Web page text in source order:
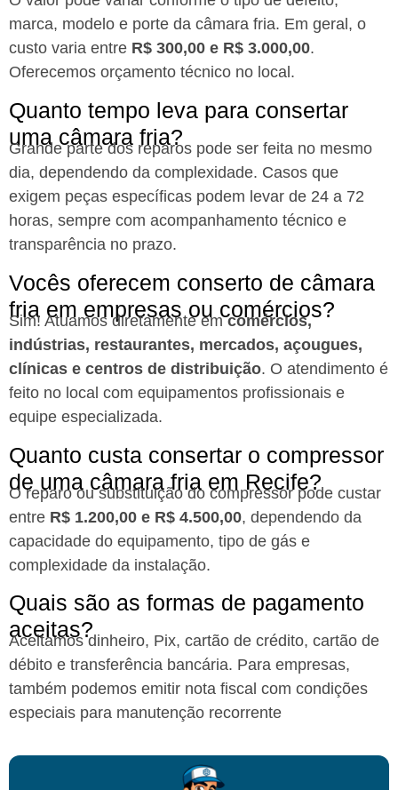
marca, modelo e porte da câmara fria. Em geral, o
custo varia entre R$ 300,00 e R$ 3.000,00.
Oferecemos orçamento técnico no local.
Quanto tempo leva para consertar
uma câmara fria?​
Grande parte dos reparos pode ser feita no mesmo
dia, dependendo da complexidade. Casos que
exigem peças específicas podem levar de 24 a 72
horas, sempre com acompanhamento técnico e
transparência no prazo.
Vocês oferecem conserto de câmara
fria em empresas ou comércios?​
Sim! Atuamos diretamente emcomércios,
indústrias, restaurantes, mercados, açougues,
clínicas e centros de distribuição. O atendimento é
feito no local com equipamentos profissionais e
equipe especializada.
Quanto custa consertar o compressor
de uma câmara fria em Recife?​
O reparo ou substituição do compressor pode custar
entre R$ 1.200,00 e R$ 4.500,00, dependendo da
capacidade do equipamento, tipo de gás e
complexidade da instalação.
Quais são as formas de pagamento
aceitas?​
Aceitamos dinheiro, Pix, cartão de crédito, cartão de
débito e transferência bancária. Para empresas,
também podemos emitir nota fiscal com condições
especiais para manutenção recorrente